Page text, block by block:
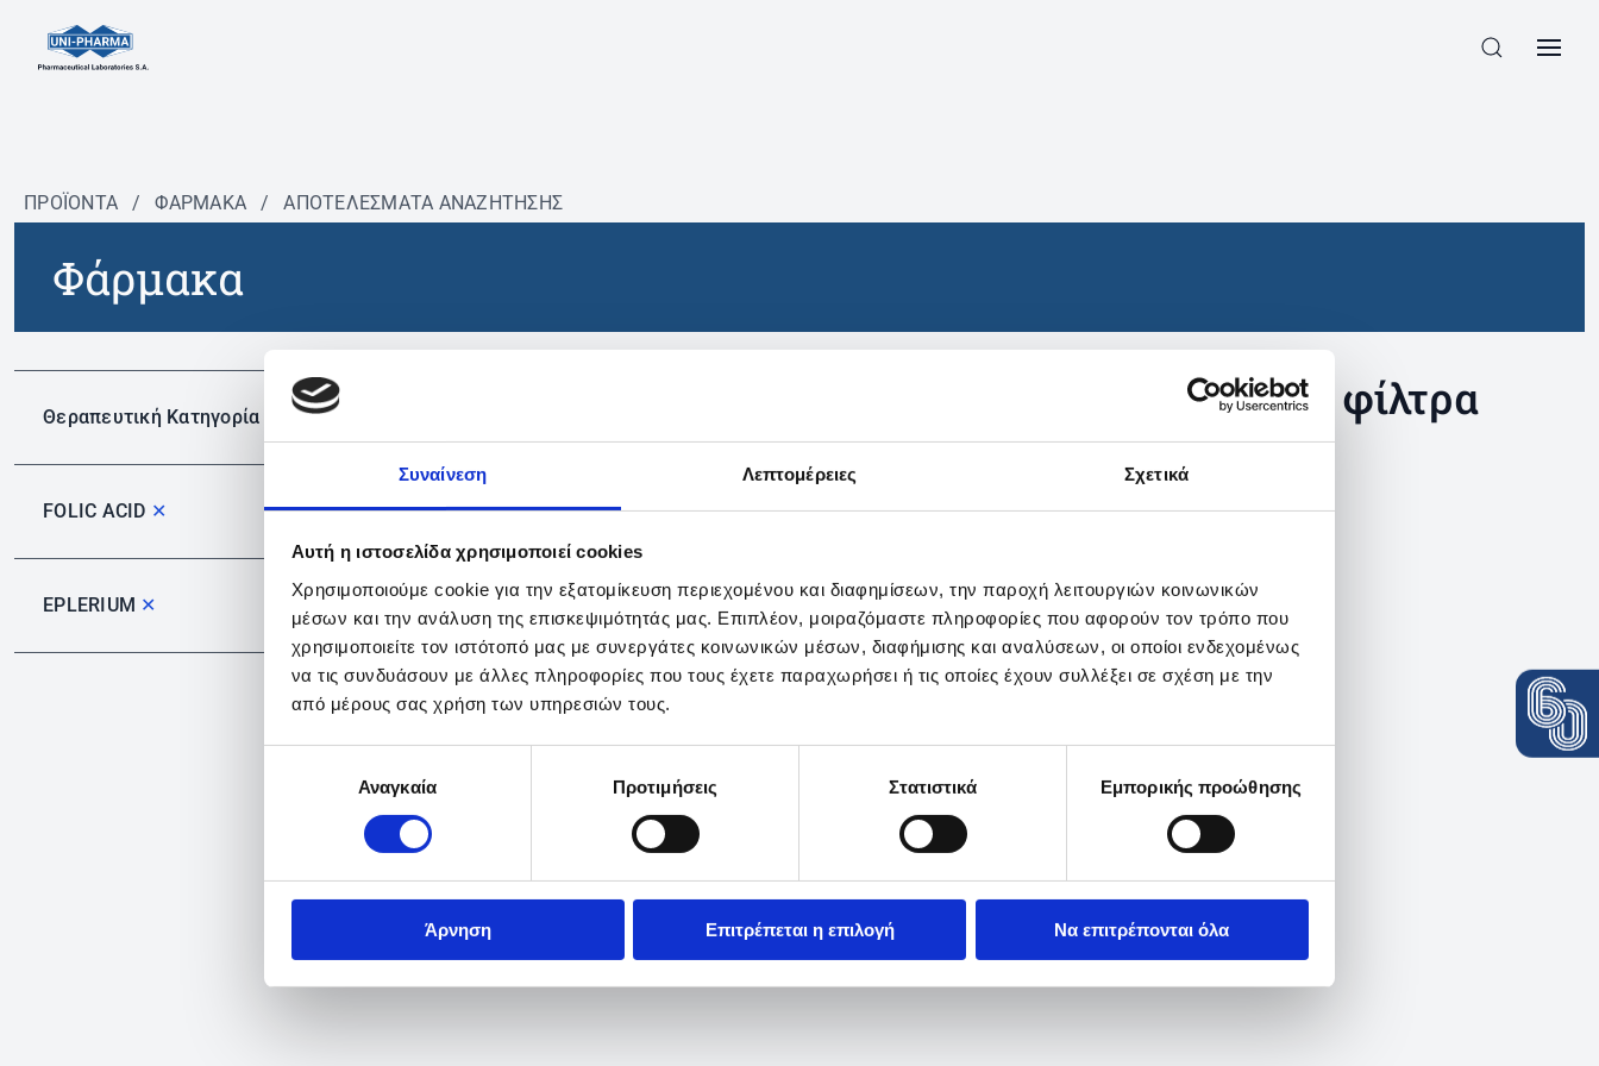
Συναίνεση Λεπτομέρειες Σχετικά
Αυτή η ιστοσελίδα χρησιμοποιεί cookies
Χρησιμοποιούμε cookie για την εξατομίκευση περιεχομένου και διαφημίσεων, την παροχή λειτουργιών κοινωνικών
μέσων και την ανάλυση της επισκεψιμότητάς μας. Επιπλέον, μοιραζόμαστε πληροφορίες που αφορούν τον τρόπο που
χρησιμοποιείτε τον ιστότοπό μας με συνεργάτες κοινωνικών μέσων, διαφήμισης και αναλύσεων, οι οποίοι ενδεχομένως
να τις συνδυάσουν με άλλες πληροφορίες που τους έχετε παραχωρήσει ή τις οποίες έχουν συλλέξει σε σχέση με την
από μέρους σας χρήση των υπηρεσιών τους.
συγκατάθεσηςΑναγκαία Προτιμήσεις Στατιστικά Εμπορικής προώθησης
Άρνηση Επιτρέπεται η επιλογή Να επιτρέπονται όλα
ΠΡΟΪΟΝΤΑ / ΦΆΡΜΑΚΑ / ΑΠΟΤΕΛΕΣΜΑΤΑ ΑΝΑΖΗΤΗΣΗΣ
Φάρμακα
Θεραπευτική Κατηγορία
FOLIC ACID ✕
EPLERIUM ✕
Δεν βρέθηκαν προϊόντα με τα συγκεκριμένα φίλτρα